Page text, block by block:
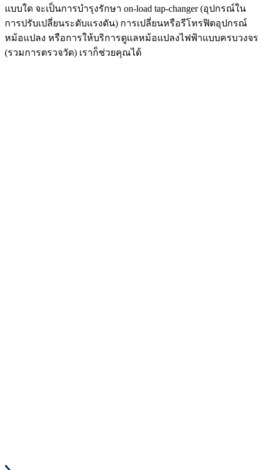
แบบใด จะเป็นการบำรุงรักษา on-load tap-changer (อุปกรณ์ใน
การปรับเปลี่ยนระดับแรงดัน) การเปลี่ยนหรือรีโทรฟิตอุปกรณ์
หม้อแปลง หรือการให้บริการดูแลหม้อแปลงไฟฟ้าแบบครบวงจร
(รวมการตรวจวัด) เราก็ช่วยคุณได้